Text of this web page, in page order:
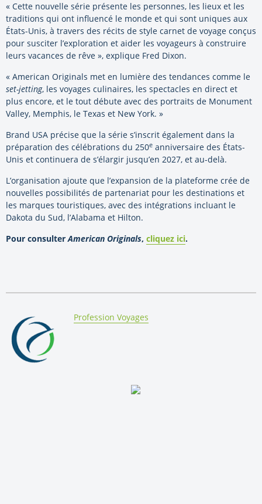
« Cette nouvelle série présente les personnes, les lieux et les
traditions qui ont influencé le monde et qui sont uniques aux
États-Unis, à travers des récits de style carnet de voyage conçus
pour susciter l’exploration et aider les voyageurs à construire
leurs vacances de rêve », explique Fred Dixon.
« American Originals met en lumière des tendances comme le
set-jetting, les voyages culinaires, les spectacles en direct et
plus encore, et le tout débute avec des portraits de Monument
Valley, Memphis, le Texas et New York. »
Brand USA précise que la série s’inscrit également dans la
préparation des célébrations du 250e anniversaire des États-
Unis et continuera de s’élargir jusqu’en 2027, et au-delà.
L’organisation ajoute que l’expansion de la plateforme crée de
nouvelles possibilités de partenariat pour les destinations et
les marques touristiques, avec des intégrations incluant le
Dakota du Sud, l’Alabama et Hilton.
Pour consulterAmerican Originals, cliquez ici.
By:
Profession Voyages